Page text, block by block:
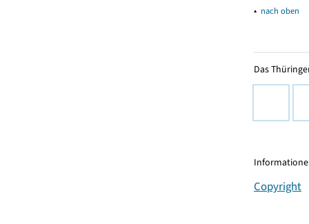
▴ nach oben
Das
Copyright